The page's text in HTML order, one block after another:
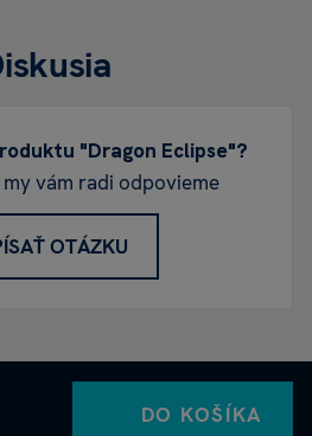
"Dragon Eclipse"?
my vám radi odpovieme
OTÁZKU
DO KOŠÍKA